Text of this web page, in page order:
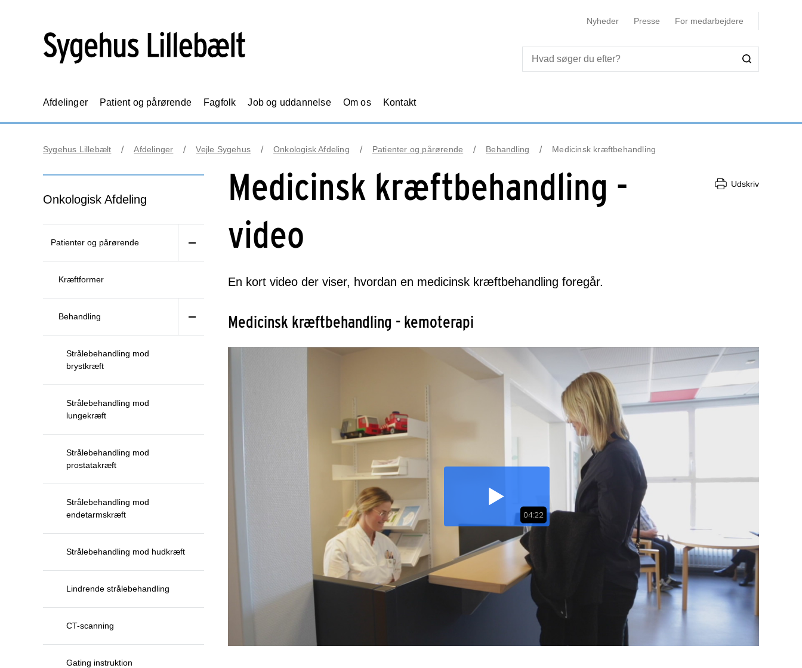
Nyheder Presse For medarbejdere
Afdelinger Patient og pårørende Fagfolk Job og uddannelse Om os Kontakt
Sygehus Lillebælt Afdelinger Vejle Sygehus Onkologisk Afdeling Patienter og pårørende Behandling Medicinsk kræftbehandling
Onkologisk Afdeling
Patienter og pårørende
Kræftformer
Behandling
Strålebehandling mod
brystkræft
Strålebehandling mod
lungekræft
Strålebehandling mod
prostatakræft
Strålebehandling mod
endetarmskræft
Strålebehandling mod hudkræft
Lindrende strålebehandling
CT-scanning
Gating instruktion
Medicinsk kræftbehandling -
video
Udskriv
En kort video der viser, hvordan en medicinsk kræftbehandling foregår.
Medicinsk kræftbehandling - kemoterapi